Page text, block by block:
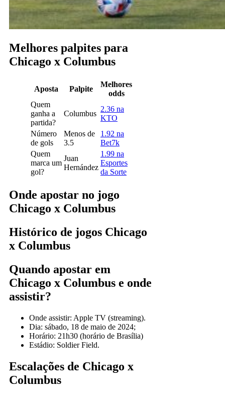
Melhores palpites para
Chicago x Columbus
Aposta Palpite
Melhores
odds
Quem
ganha a
partida?
Columbus
2.36 na
KTO
Número
de gols
Menos de
3.5
1.92 na
Bet7k
Quem
marca um
gol?
Juan
Hernández
1.99 na
Esportes
da Sorte
Onde apostar no jogo
Chicago x Columbus
Histórico de jogos Chicago
x Columbus
Quando apostar em
Chicago x Columbus e onde
assistir?
Onde assistir: Apple TV (streaming).
Dia: sábado, 18 de maio de 2024;
Horário: 21h30 (horário de Brasília)
Estádio: Soldier Field.
Escalações de Chicago x
Columbus